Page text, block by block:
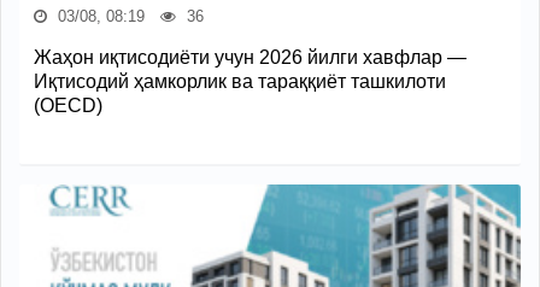
03/08, 08:19 36
Жаҳон иқтисодиёти учун 2026 йилги хавфлар —
Иқтисодий ҳамкорлик ва тараққиёт ташкилоти
(OECD)